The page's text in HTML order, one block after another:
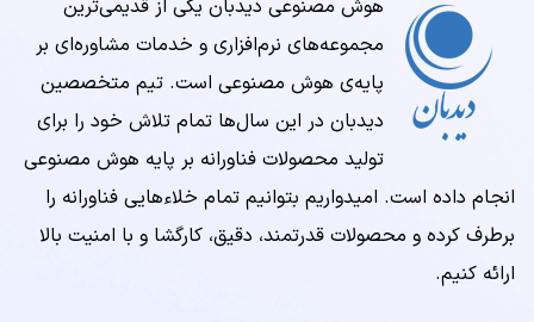
هوش مصنوعی دیدبان یکی از قدیمی‌ترین
مجموعه‌‌های نرم‌افزاری و خدمات مشاوره‌ای بر
پایه‌ی هوش مصنوعی است. تیم متخصصین
دیدبان در این سال‌ها تمام تلاش خود را برای
تولید محصولات فناورانه بر پایه هوش مصنوعی
انجام داده است. امیدواریم بتوانیم تمام خلاء‌هایی فناورانه را
برطرف کرده و محصولات قدرتمند، دقیق، کارگشا و با امنیت بالا
ارائه کنیم.